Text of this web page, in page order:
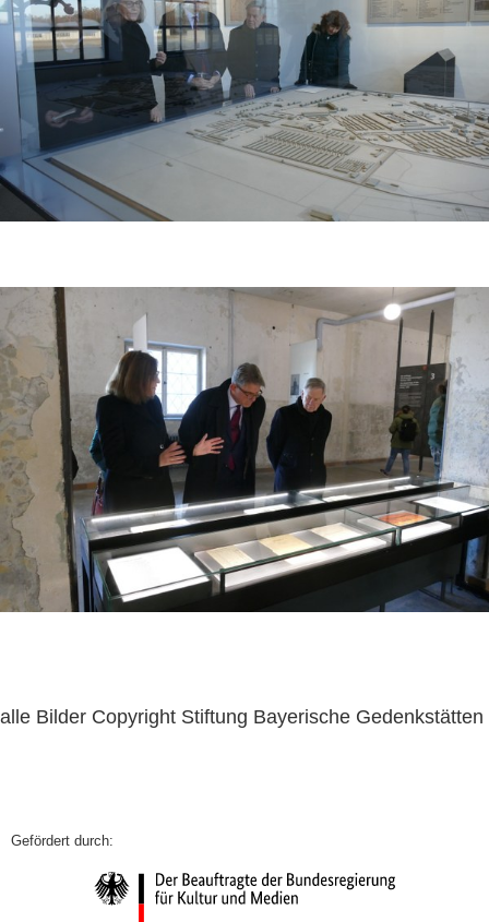
alle Bilder Copyright Stiftung Bayerische Gedenkstätten